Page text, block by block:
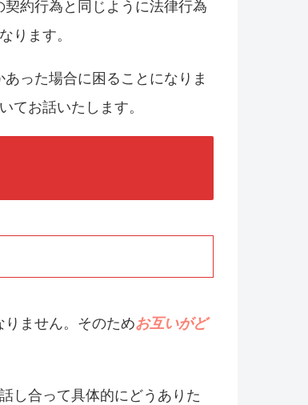
契約行為と同じように法律行為
ります。
った場合に困ることになりま
てお話いたします。
ません。そのためお互いがど
し合って具体的にどうありた